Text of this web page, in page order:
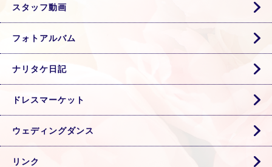
スタッフ動画
フォトアルバム
ナリタケ日記
ドレスマーケット
ウェディングダンス
リンク